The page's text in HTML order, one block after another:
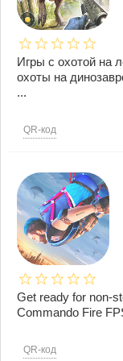
Игры с охотой на
охоты на
...
QR-код
Get ready for non-
Commando Fire
QR-код